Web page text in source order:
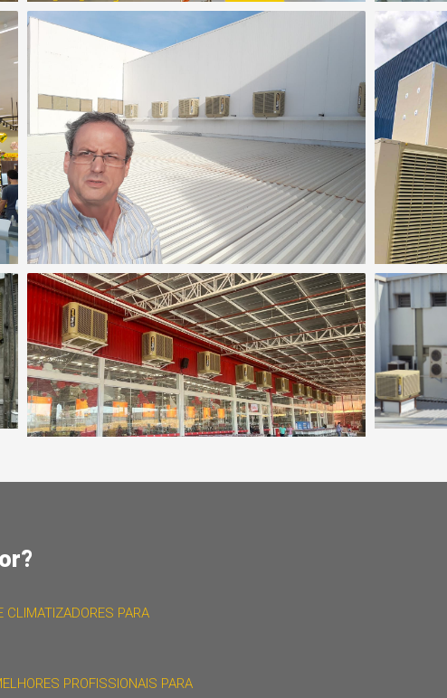
CLIMATIZADORES PARA
PROFISSIONAIS PARA